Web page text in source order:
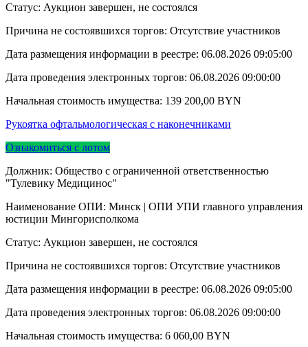
Статус: Аукцион завершен, не состоялся
Причина не состоявшихся торгов: Отсутствие участников
Дата размещения информации в реестре: 06.08.2026 09:05:00
Дата проведения электронных торгов: 06.08.2026 09:00:00
Начальная стоимость имущества: 139 200,00 BYN
Рукоятка офтальмологическая с наконечниками
Ознакомиться с лотом
Должник: Общество с ограниченной ответственностью
"Тулевику Медицинос"
Наименование ОПИ: Минск | ОПИ УПИ главного управления
юстиции Мингорисполкома
Статус: Аукцион завершен, не состоялся
Причина не состоявшихся торгов: Отсутствие участников
Дата размещения информации в реестре: 06.08.2026 09:05:00
Дата проведения электронных торгов: 06.08.2026 09:00:00
Начальная стоимость имущества: 6 060,00 BYN